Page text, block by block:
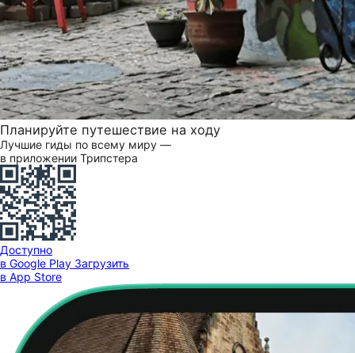
Планируйте путешествие на ходу
Лучшие гиды по всему миру —
в приложении Трипстера
Доступно
в Google Play Загрузить
в App Store